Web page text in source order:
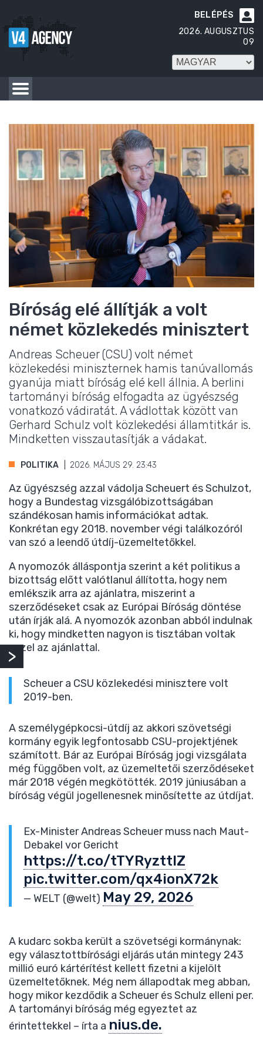

BELÉPÉS
2026. AUGUSZTUS
09
Bíróság elé állítják a volt
német közlekedés minisztert
Andreas Scheuer (CSU) volt német
közlekedési miniszternek hamis tanúvallomás
gyanúja miatt bíróság elé kell állnia. A berlini
tartományi bíróság elfogadta az ügyészség
vonatkozó vádiratát. A vádlottak között van
Gerhard Schulz volt közlekedési államtitkár is.
Mindketten visszautasítják a vádakat.
POLITIKA 2026. MÁJUS 29. 23:43
Az ügyészség azzal vádolja Scheuert és Schulzot,
hogy a Bundestag vizsgálóbizottságában
szándékosan hamis információkat adtak.
Konkrétan egy 2018. november végi találkozóról
van szó a leendő útdíj-üzemeltetőkkel.
A nyomozók álláspontja szerint a két politikus a
bizottság előtt valótlanul állította, hogy nem
emlékszik arra az ajánlatra, miszerint a
szerződéseket csak az Európai Bíróság döntése
után írják alá. A nyomozók azonban abból indulnak
ki, hogy mindketten nagyon is tisztában voltak
ezzel az ajánlattal.
Scheuer a CSU közlekedési minisztere volt
2019-ben.
A személygépkocsi-útdíj az akkori szövetségi
kormány egyik legfontosabb CSU-projektjének
számított. Bár az Európai Bíróság jogi vizsgálata
még függőben volt, az üzemeltetői szerződéseket
már 2018 végén megkötötték. 2019 júniusában a
bíróság végül jogellenesnek minősítette az útdíjat.
Ex-Minister Andreas Scheuer muss nach Maut-
Debakel vor Gericht
https://t.co/tTYRyzttIZ
pic.twitter.com/qx4ionX72k
— WELT (@welt) May 29, 2026
A kudarc sokba került a szövetségi kormánynak:
egy választottbírósági eljárás után mintegy 243
millió euró kártérítést kellett fizetni a kijelölt
üzemeltetőknek. Még nem állapodtak meg abban,
hogy mikor kezdődik a Scheuer és Schulz elleni per.
A tartományi bíróság még egyeztet az
érintettekkel – írta a nius.de.